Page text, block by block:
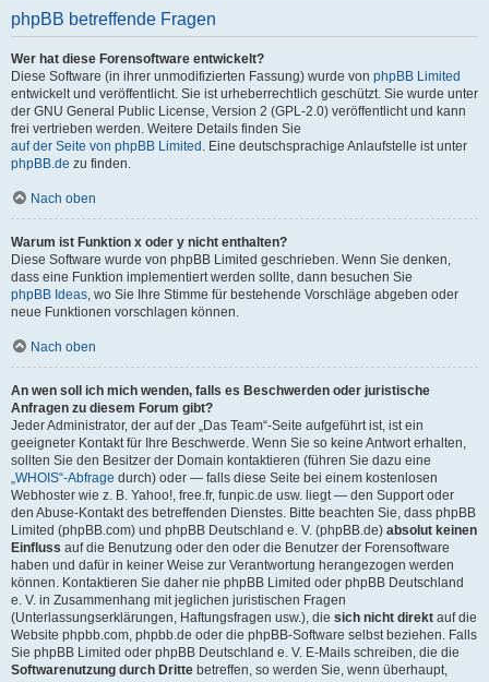
phpBB betreffende Fragen
Wer hat diese Forensoftware entwickelt?
Diese Software (in ihrer unmodifizierten Fassung) wurde von phpBB Limited
entwickelt und veröffentlicht. Sie ist urheberrechtlich geschützt. Sie wurde unter
der GNU General Public License, Version 2 (GPL-2.0) veröffentlicht und kann
frei vertrieben werden. Weitere Details finden Sie
auf der Seite von phpBB Limited . Eine deutschsprachige Anlaufstelle ist unter
phpBB.de zu finden.
Nach oben
Warum ist Funktion x oder y nicht enthalten?
Diese Software wurde von phpBB Limited geschrieben. Wenn Sie denken,
dass eine Funktion implementiert werden sollte, dann besuchen Sie
phpBB Ideas, wo Sie Ihre Stimme für bestehende Vorschläge abgeben oder
neue Funktionen vorschlagen können.
Nach oben
An wen soll ich mich wenden, falls es Beschwerden oder juristische
Anfragen zu diesem Forum gibt?
Jeder Administrator, der auf der „Das Team“-Seite aufgeführt ist, ist ein
geeigneter Kontakt für Ihre Beschwerde. Wenn Sie so keine Antwort erhalten,
sollten Sie den Besitzer der Domain kontaktieren (führen Sie dazu eine
„WHOIS“-Abfrage durch) oder — falls diese Seite bei einem kostenlosen
Webhoster wie z. B. Yahoo!, free.fr, funpic.de usw. liegt — den Support oder
den Abuse-Kontakt des betreffenden Dienstes. Bitte beachten Sie, dass phpBB
Limited (phpBB.com) und phpBB Deutschland e. V. (phpBB.de) absolut keinen
Einfluss auf die Benutzung oder den oder die Benutzer der Forensoftware
haben und dafür in keiner Weise zur Verantwortung herangezogen werden
können. Kontaktieren Sie daher nie phpBB Limited oder phpBB Deutschland
e. V. in Zusammenhang mit jeglichen juristischen Fragen
(Unterlassungserklärungen, Haftungsfragen usw.), die sich nicht direkt auf die
Website phpbb.com, phpbb.de oder die phpBB-Software selbst beziehen. Falls
Sie phpBB Limited oder phpBB Deutschland e. V. E-Mails schreiben, die die
Softwarenutzung durch Dritte betreffen, so werden Sie, wenn überhaupt,